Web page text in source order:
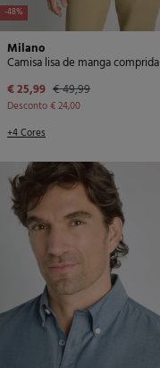
-48%
Milano
Camisa lisa de manga comprida
€ 25,99 € 49,99
Desconto€ 24,00
+4 Cores